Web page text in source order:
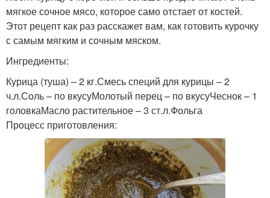
мягкое сочное мясо, которое само отстает от костей.
Этот рецепт как раз расскажет вам, как готовить курочку
с самым мягким и сочным мяском.
Ингредиенты:
Курица (туша) – 2 кг.Смесь специй для курицы – 2
ч.л.Соль – по вкусуМолотый перец – по вкусуЧеснок – 1
головкаМасло растительное – 3 ст.л.Фольга
Процесс приготовления: